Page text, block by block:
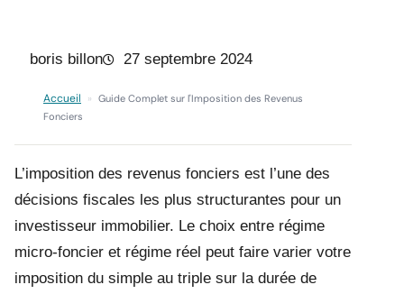
boris billon 27 septembre 2024
Accueil » Guide Complet sur l'Imposition des Revenus
Fonciers
L’imposition des revenus fonciers est l’une des
décisions fiscales les plus structurantes pour un
investisseur immobilier. Le choix entre régime
micro-foncier et régime réel peut faire varier votre
imposition du simple au triple sur la durée de